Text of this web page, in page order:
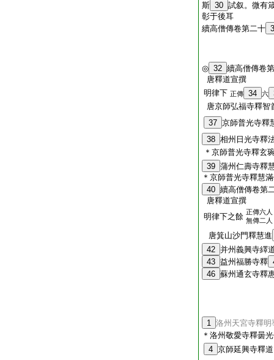
斯 30 試叙。微有
彰于後耳
續高僧傳卷第二十
◎ 32 續高僧傳卷
唐釋道宣撰
明律下 正傳 34 六
唐京師弘福寺釋智
37 京師普光寺釋
38 相州日光寺釋
＊京師普光寺釋玄
39 蒲州仁壽寺釋
＊京師普光寺釋慧
40 續高僧傳卷第
唐釋道宣撰
明律下之餘 正傳六
無傳二人
唐箕山沙門釋慧進
42 并州義興寺繹
43 益州福勝寺釋
46 蘇州通玄寺釋
1 洛州天宮寺釋明
＊洛州敬愛寺釋曇
4 京師延興寺釋